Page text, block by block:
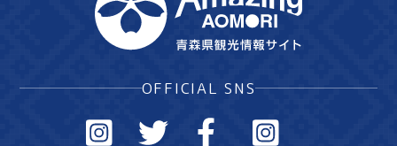
OFFICIAL SNS